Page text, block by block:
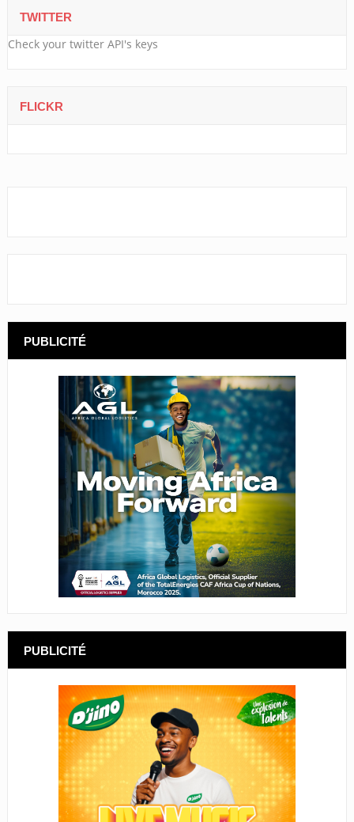
TWITTER
Check your twitter API's keys
FLICKR
PUBLICITÉ
PUBLICITÉ